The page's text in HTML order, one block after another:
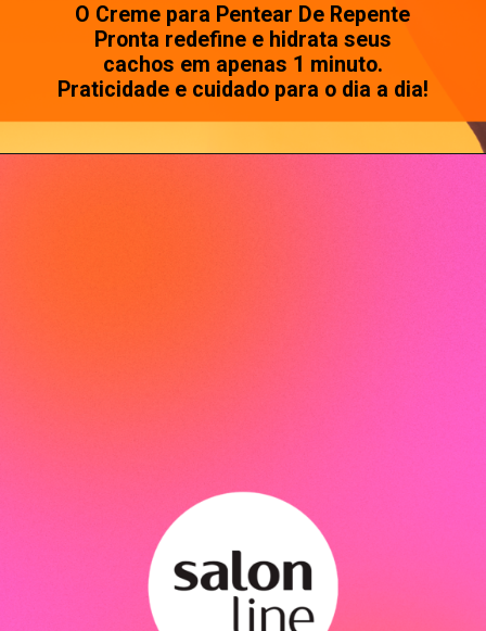
O Creme para Pentear De Repente
Pronta redefine e hidrata seus
cachos em apenas 1 minuto.
Praticidade e cuidado para o dia a dia!